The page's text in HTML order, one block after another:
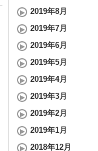
2019年8月
2019年7月
2019年6月
2019年5月
2019年4月
2019年3月
2019年2月
2019年1月
2018年12月